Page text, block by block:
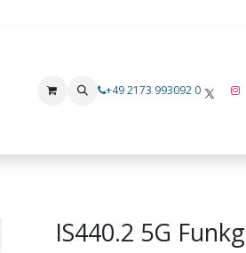
Hersteller i.safe MOBILE Xshielder
+49 2173 993092 0
IS440.2 5G